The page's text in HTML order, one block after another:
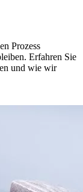
Prozess
Erfahren Sie
und wie wir